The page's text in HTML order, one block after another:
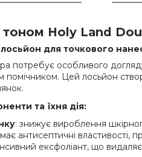
тоном Holy Land
для точкового
потребує особливого
помічником. Цей лосьйон
та їхня дія:
: знижує вироблення
антисептичні властивості,
ексфоліант, що